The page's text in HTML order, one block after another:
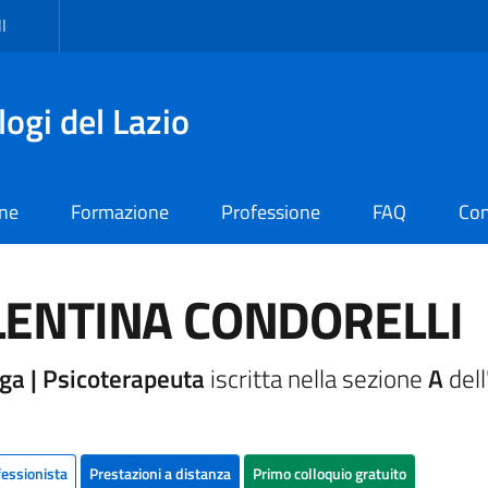
del Lazio
Formazione Professione FAQ
CONDORELLI
| Psicoterapeuta iscritta nella sezioneA
Prestazioni a distanza Primo colloquio gratuito